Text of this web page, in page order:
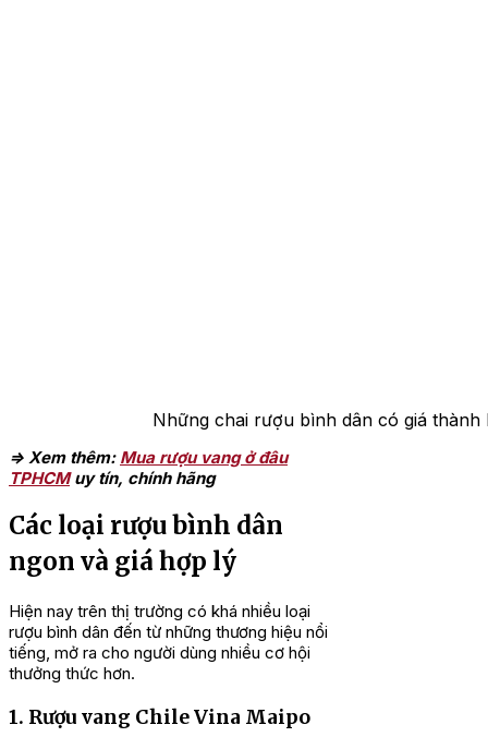
Những chai rượu bình dân có giá
=> Xem thêm: Mua rượu vang ở đâu
TPHCMuy tín, chính hãng
Các loại rượu bình dân
ngon và giá hợp lý
Hiện nay trên thị trường có khá nhiều loại
rượu bình dân đến từ những thương hiệu nổi
tiếng, mở ra cho người dùng nhiều cơ hội
thưởng thức hơn.
1. Rượu vang Chile Vina Maipo